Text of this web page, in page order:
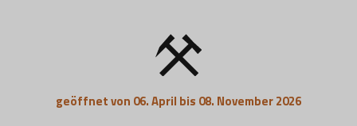
geöffnet von 06. April bis 08. November 2026